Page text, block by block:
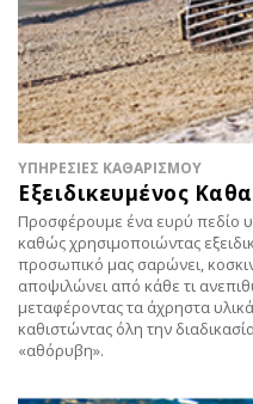
ΥΠΗΡΕΣΙΕΣ ΚΑΘΑΡΙΣΜΟΥ
Εξειδικευμένος
Προσφέρουμε ένα ευρύ πεδίο
καθώς χρησιμοποιώντας
προσωπικό μας σαρώνει,
αποψιλώνει από κάθε τι
μεταφέροντας τα άχρηστα
καθιστώντας όλη την
«αθόρυβη».